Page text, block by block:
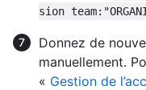
sion
Donnez de
manuellement.
« Gestion de